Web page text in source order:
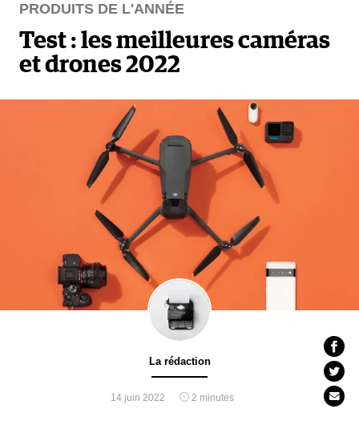
PRODUITS DE L'ANNÉE
Test : les meilleures caméras
et drones 2022
La rédaction
14 juin 2022 2 minutes